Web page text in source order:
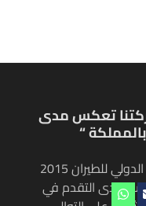
تعكس مدى
“
السلام للطائرات تشارك في معرض دبي الدولي للطيران 2015
مدى التقدم في